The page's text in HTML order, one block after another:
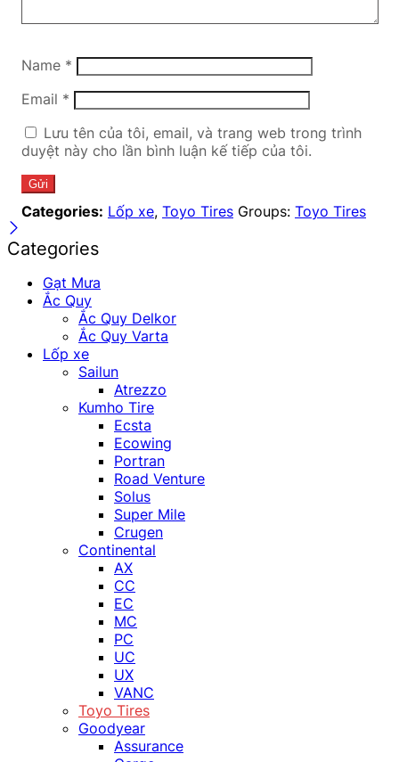
Name *
Email *
Lưu tên của tôi, email, và trang web trong trình
duyệt này cho lần bình luận kế tiếp của tôi.
Categories: Lốp xe, Toyo Tires Groups: Toyo Tires
Categories
Gạt Mưa
Ắc Quy
Ắc Quy Delkor
Ắc Quy Varta
Lốp xe
Sailun
Atrezzo
Kumho Tire
Ecsta
Ecowing
Portran
Road Venture
Solus
Super Mile
Crugen
Continental
AX
CC
EC
MC
PC
UC
UX
VANC
Toyo Tires
Goodyear
Assurance